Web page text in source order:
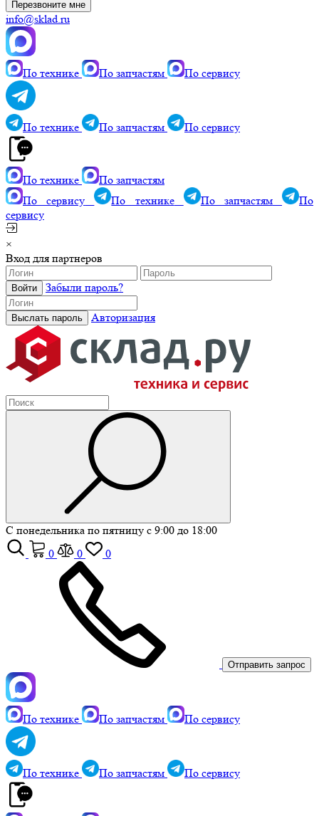
Перезвоните мне
info@sklad.ru
По технике По запчастям По сервису
По технике По запчастям По сервису
По технике
По запчастям
По сервису
По технике По запчастям
По
сервису
×
Вход для партнеров
Забыли пароль?
Авторизация
С понедельника по пятницу с 9:00 до 18:00
0
0 0
Отправить запрос
По технике По запчастям По сервису
По технике По запчастям По сервису